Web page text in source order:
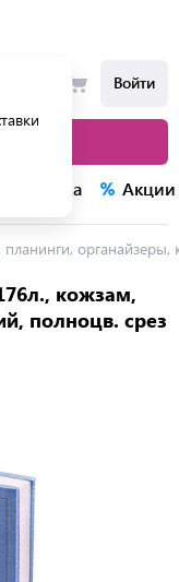
Войти
Акции
органайзеры,
кожзам,
полноцв. срез